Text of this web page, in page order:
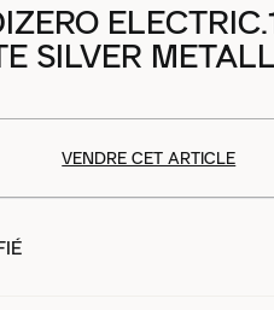
SILVER
VENDRE CET ARTICLE